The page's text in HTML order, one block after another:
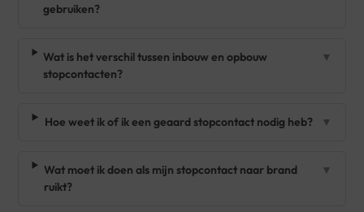
gebruiken?
Wat is het verschil tussen inbouw en opbouw
stopcontacten?
▼
Hoe weet ik of ik een geaard stopcontact nodig heb? ▼
Wat moet ik doen als mijn stopcontact naar brand
ruikt?
▼